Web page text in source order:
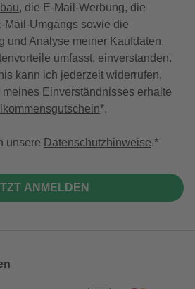
, die E-Mail-Werbung, die
Mail-Umgangs sowie die
und Analyse meiner Kaufdaten,
umfasst, einverstanden.
kann ich jederzeit widerrufen.
Einverständnisses erhalte
*.
unsere Datenschutzhinweise.
ANMELDEN